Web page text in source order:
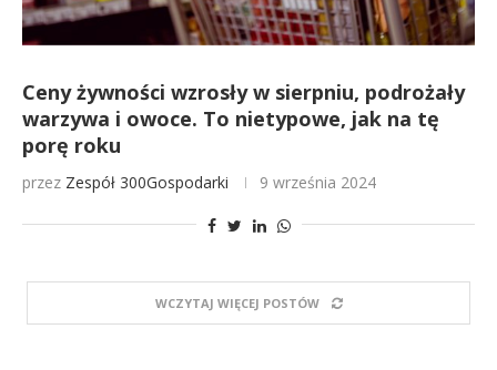
Ceny żywności wzrosły w sierpniu, podrożały
warzywa i owoce. To nietypowe, jak na tę
porę roku
przez Zespół 300Gospodarki 9 września 2024
WCZYTAJ WIĘCEJ POSTÓW